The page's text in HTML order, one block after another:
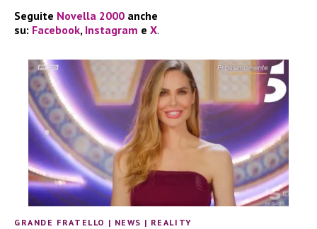
Seguite Novella 2000 anche
su: Facebook, Instagram e X.
GRANDE FRATELLO | NEWS | REALITY